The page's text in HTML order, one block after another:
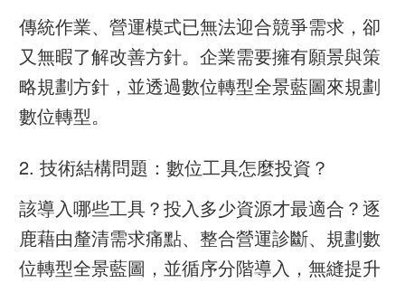
傳統作業、營運模式已無法迎合競爭需求，卻
又無暇了解改善方針。企業需要擁有願景與策
略規劃方針，並透過數位轉型全景藍圖來規劃
數位轉型。
2. 技術結構問題：數位工具怎麼投資？
該導入哪些工具？投入多少資源才最適合？逐
鹿藉由釐清需求痛點、整合營運診斷、規劃數
位轉型全景藍圖，並循序分階導入，無縫提升